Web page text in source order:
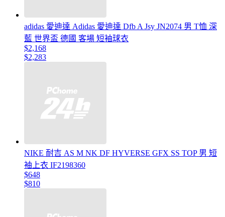
adidas 愛迪達 Adidas 愛迪達 Dfb A Jsy JN2074 男 T恤 深
藍 世界盃 德國 客場 短袖球衣
$2,168
$2,283
NIKE 耐吉 AS M NK DF HYVERSE GFX SS TOP 男 短
袖上衣 IF2198360
$648
$810